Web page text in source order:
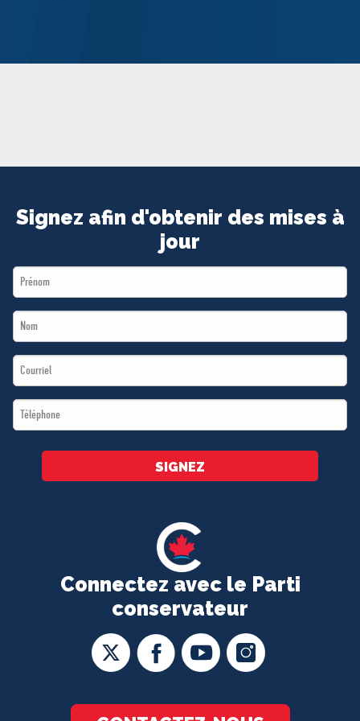
ADHÉREZ
Connectez avec le Parti
conservateur
Signez afin d'obtenir des mises à
jour
First
Name
Last
Name
Email
*
Téléphone
*
SIGNEZ